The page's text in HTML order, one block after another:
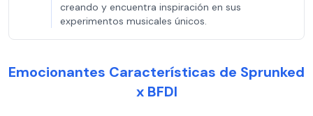
creando y encuentra inspiración en sus
experimentos musicales únicos.
Emocionantes Características de Sprunked
x BFDI